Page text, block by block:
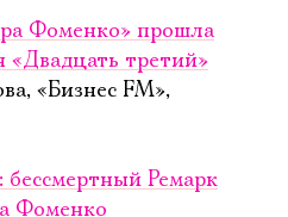
Фоменко» прошла
«Двадцать третий»
«Бизнес FM»,
бессмертный Ремарк
Фоменко